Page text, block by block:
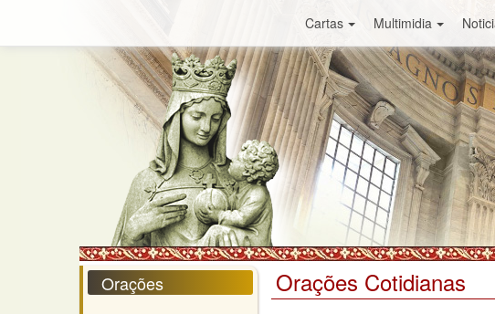
Cartas Multimidia
Orações Orações Cotidianas